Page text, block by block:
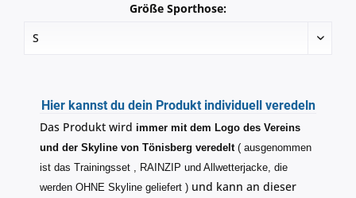
Größe Sporthose:
Hier kannst du dein Produkt individuell veredeln
Das Produkt wird immer mit dem Logo des Vereins
und der Skyline von Tönisberg veredelt( ausgenommen
ist das Trainingsset , RAINZIP und Allwetterjacke, die
werden OHNE Skyline geliefert ) und kann an dieser